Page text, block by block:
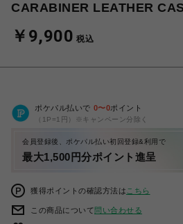
CARABINER LEATHER
￥9,900 税込
ポケパル払いで 0〜0ポイント
（1P=1円）※キャンペーン分除く
会員登録後、ポケパル払い初回登録&利用で
最大1,500円分ポイント進呈
獲得ポイントの確認方法は こちら
この商品について問い合わせる